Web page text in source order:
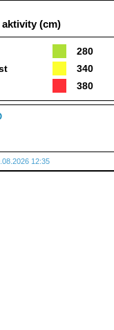
(cm)
280
340
380
12:35